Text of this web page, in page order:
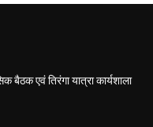
बैठक एवं तिरंगा यात्रा कार्यशाला